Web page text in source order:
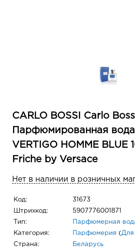
CARLO BOSSI Carlo
Парфюмированная
VERTIGO HOMME BLUE
Friche by Versace
Нет в наличии в розничных
Код: 31673
Штрихкод: 5907776001871
Тип: Парфюмерная
Категория: Парфюмерия ( Для
Страна: Беларусь